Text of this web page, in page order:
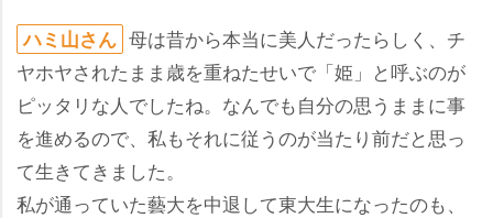
ハミ山さん 母は昔から本当に美人だったらしく、チ
ヤホヤされたまま歳を重ねたせいで「姫」と呼ぶのが
ピッタリな人でしたね。なんでも自分の思うままに事
を進めるので、私もそれに従うのが当たり前だと思っ
て生きてきました。
私が通っていた藝大を中退して東大生になったのも、